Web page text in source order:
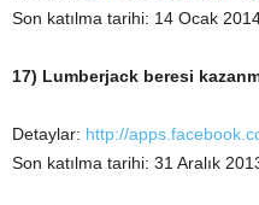
Son katılma tarihi: 14 Ocak
17) Lumberjack beresi
Detaylar: http://
Son katılma tarihi: 31 Aralık